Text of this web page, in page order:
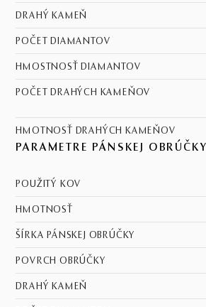
DRAHÝ KAMEŇ
POČET DIAMANTOV
HMOSTNOSŤ DIAMANTOV
POČET DRAHÝCH KAMEŇOV
HMOTNOSŤ DRAHÝCH KAMEŇOV
PARAMETRE PÁNSKEJ OBRÚČKY
POUŽITÝ KOV
HMOTNOSŤ
ŠÍRKA PÁNSKEJ OBRÚČKY
POVRCH OBRÚČKY
DRAHÝ KAMEŇ